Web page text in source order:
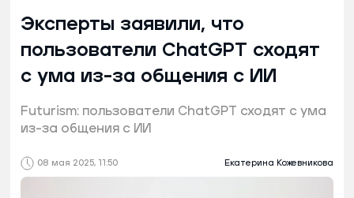
08 мая 2025, 11:50 Екатерина Кожевникова
Эксперты заявили, что
пользователи ChatGPT сходят
с ума из-за общения с ИИ
Futurism: пользователи ChatGPT сходят с ума
из-за общения с ИИ